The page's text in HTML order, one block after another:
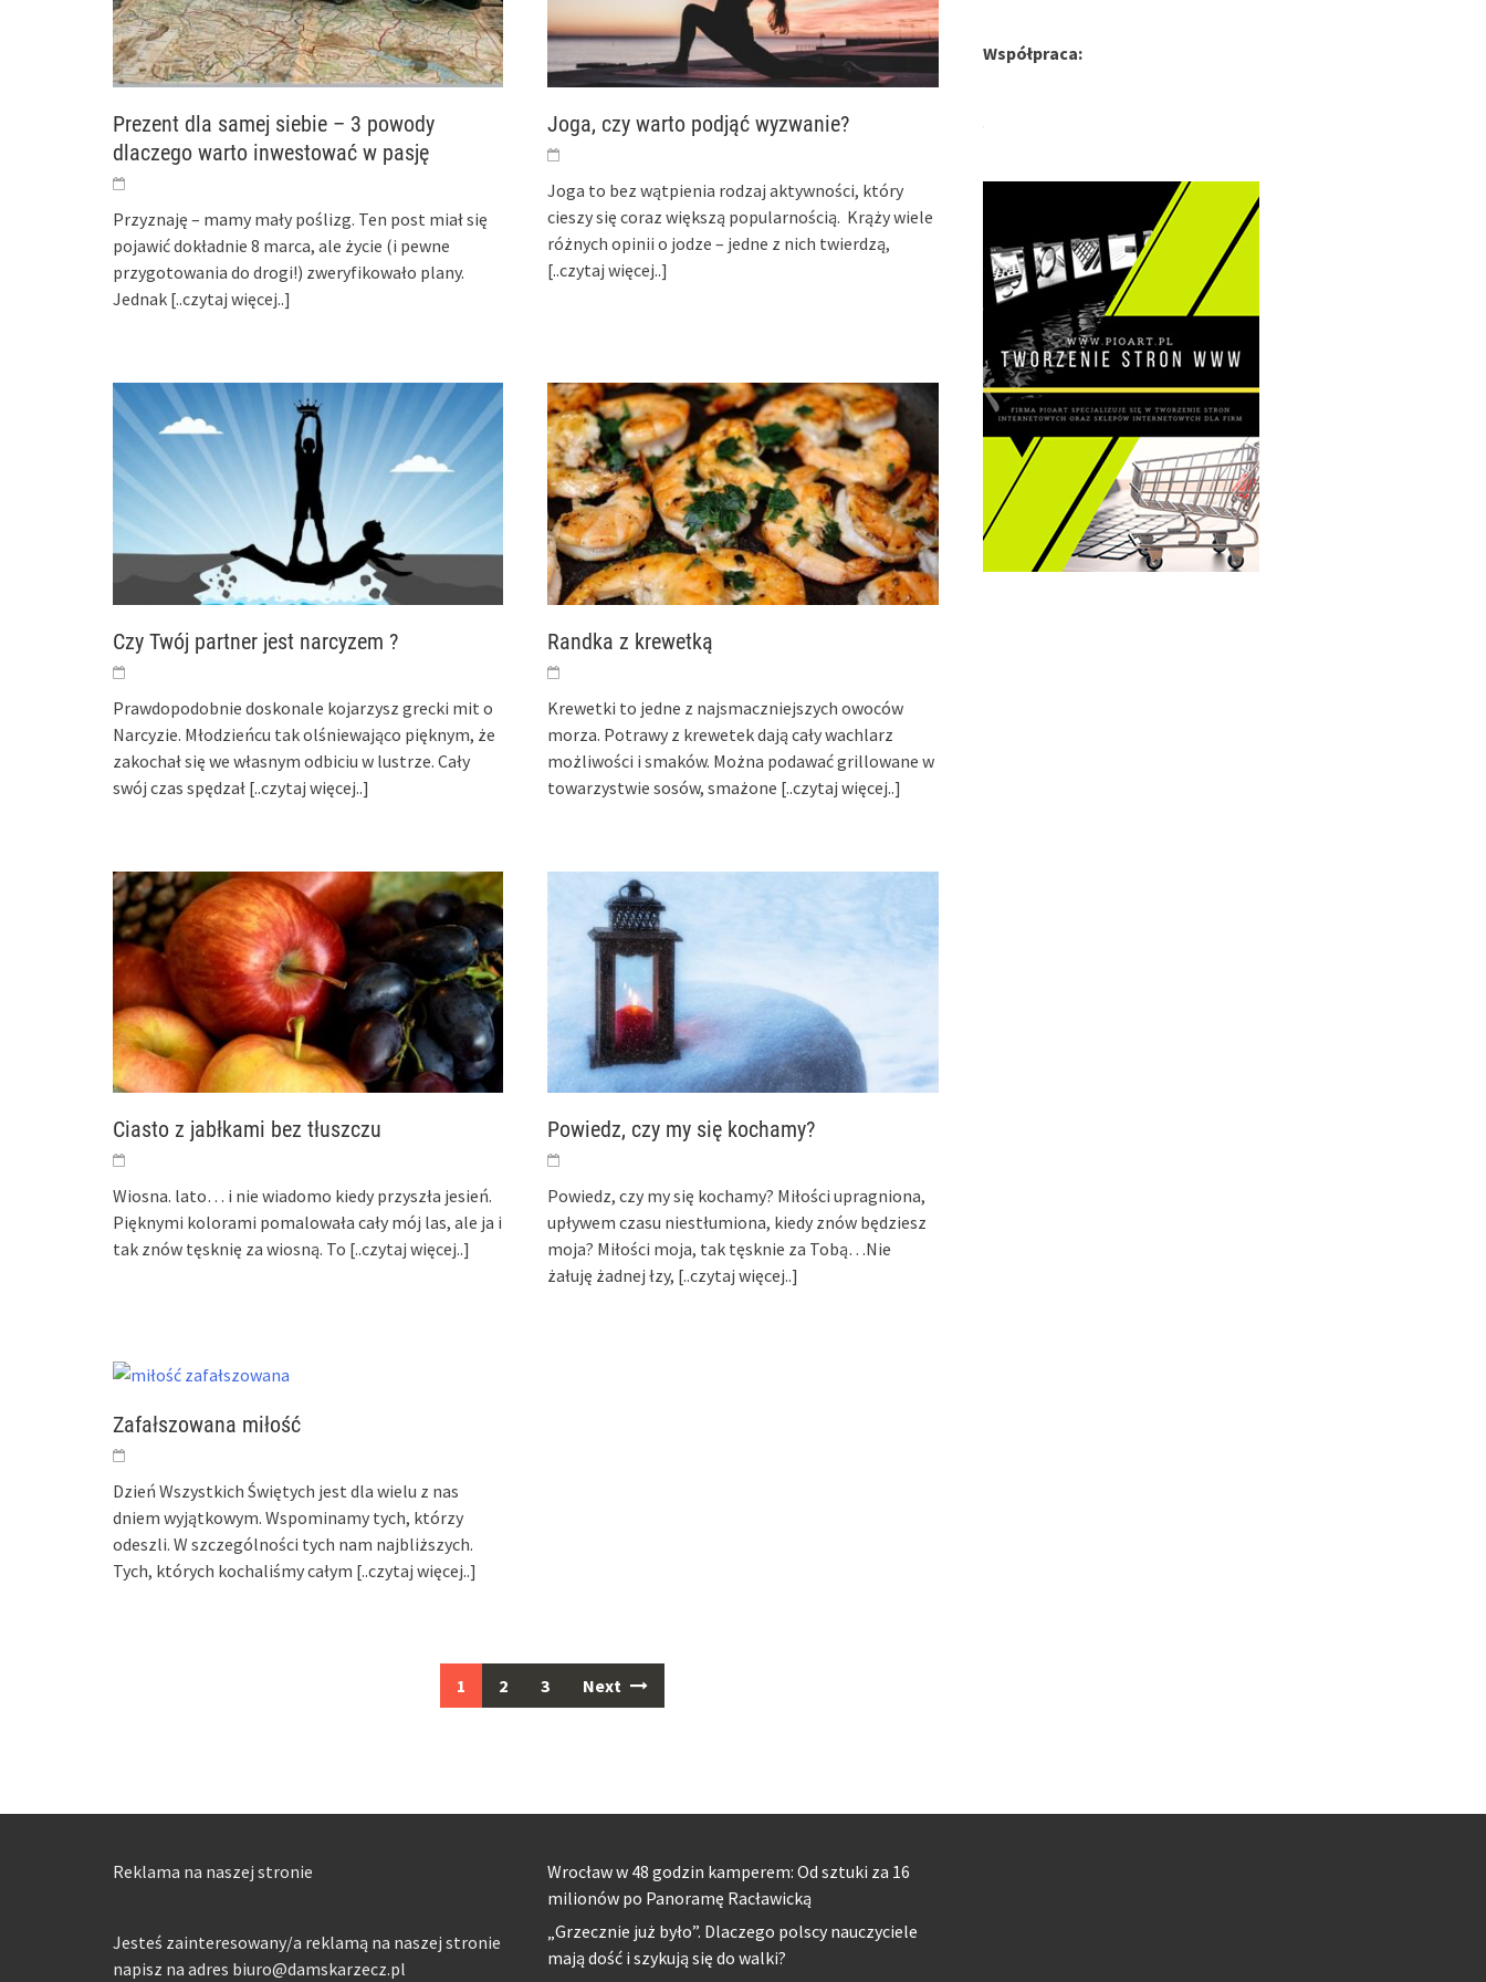
Prezent dla samej siebie – 3 powody
dlaczego warto inwestować w pasję
Przyznaję – mamy mały poślizg. Ten post miał się
pojawić dokładnie 8 marca, ale życie (i pewne
przygotowania do drogi!) zweryfikowało plany.
Jednak [..czytaj więcej..]
Joga, czy warto podjąć wyzwanie?
Joga to bez wątpienia rodzaj aktywności, który
cieszy się coraz większą popularnością. Krąży wiele
różnych opinii o jodze – jedne z nich twierdzą,
[..czytaj więcej..]
Czy Twój partner jest narcyzem ?
Prawdopodobnie doskonale kojarzysz grecki mit o
Narcyzie. Młodzieńcu tak olśniewająco pięknym, że
zakochał się we własnym odbiciu w lustrze. Cały
swój czas spędzał [..czytaj więcej..]
Randka z krewetką
Krewetki to jedne z najsmaczniejszych owoców
morza. Potrawy z krewetek dają cały wachlarz
możliwości i smaków. Można podawać grillowane w
towarzystwie sosów, smażone [..czytaj więcej..]
Ciasto z jabłkami bez tłuszczu
Wiosna. lato… i nie wiadomo kiedy przyszła jesień.
Pięknymi kolorami pomalowała cały mój las, ale ja i
tak znów tęsknię za wiosną. To [..czytaj więcej..]
Powiedz, czy my się kochamy?
Powiedz, czy my się kochamy? Miłości upragniona,
upływem czasu niestłumiona, kiedy znów będziesz
moja? Miłości moja, tak tęsknie za Tobą…Nie
żałuję żadnej łzy, [..czytaj więcej..]
Zafałszowana miłość
Dzień Wszystkich Świętych jest dla wielu z nas
dniem wyjątkowym. Wspominamy tych, którzy
odeszli. W szczególności tych nam najbliższych.
Tych, których kochaliśmy całym [..czytaj więcej..]
1 2 3 Next
Współpraca:
Reklama na naszej stronie
Jesteś zainteresowany/a reklamą na naszej stronie
napisz na adres biuro@damskarzecz.pl
Wrocław w 48 godzin kamperem: Od sztuki za 16
milionów po Panoramę Racławicką
„Grzecznie już było”. Dlaczego polscy nauczyciele
mają dość i szykują się do walki?